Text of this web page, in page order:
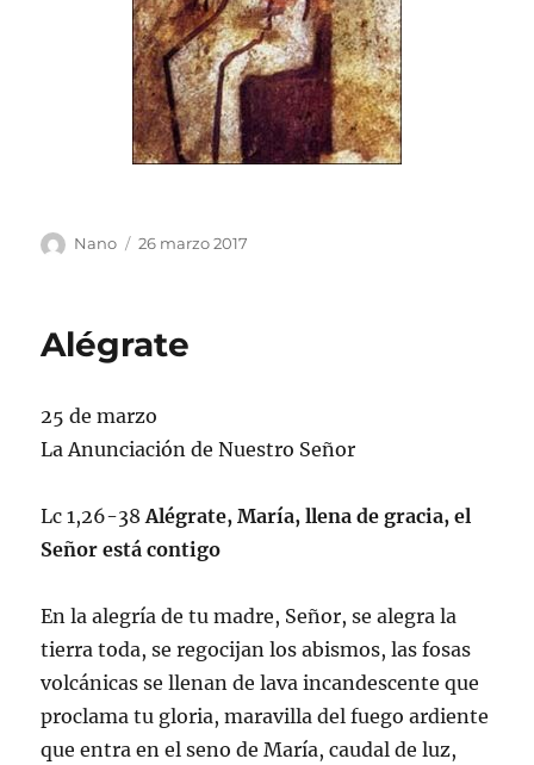
Autor
Nano
Publicado
26 marzo 2017
Alégrate
25 de marzo
La Anunciación de Nuestro Señor
Lc 1,26-38Alégrate, María, llena de gracia, el
Señor está contigo
En la alegría de tu madre, Señor, se alegra la
tierra toda, se regocijan los abismos, las fosas
volcánicas se llenan de lava incandescente que
proclama tu gloria, maravilla del fuego ardiente
que entra en el seno de María, caudal de luz,